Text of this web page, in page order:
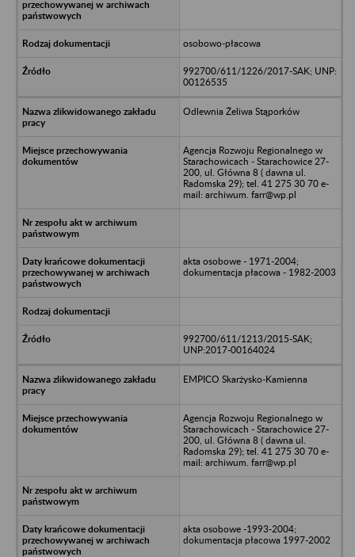
osobowo-płacowa
992700/611/1226/2017-SAK; UNP:
00126535
Odlewnia Żeliwa Stąporków
Agencja Rozwoju Regionalnego w
Starachowicach - Starachowice 27-
200, ul. Główna 8 ( dawna ul.
Radomska 29); tel. 41 275 30 70 e-
mail: archiwum. farr@wp.pl
akta osobowe - 1971-2004;
dokumentacja płacowa - 1982-2003
992700/611/1213/2015-SAK;
UNP:2017-00164024
EMPICO Skarżysko-Kamienna
Agencja Rozwoju Regionalnego w
Starachowicach - Starachowice 27-
200, ul. Główna 8 ( dawna ul.
Radomska 29); tel. 41 275 30 70 e-
mail: archiwum. farr@wp.pl
akta osobowe -1993-2004;
dokumentacja płacowa 1997-2002